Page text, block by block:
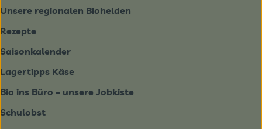
Unsere regionalen Biohelden
Rezepte
Saisonkalender
Lagertipps Käse
Bio ins Büro – unsere Jobkiste
Schulobst